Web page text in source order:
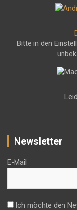
Bitte in den
Newsletter
E-Mail
Ich möchte den